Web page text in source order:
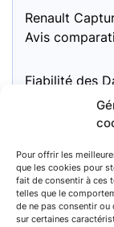
Pour offrir les
que les cookies pour
fait de consentir à ces
telles que le
de ne pas consentir
sur certaines
Renault
Avis
Fiabilité des
fiabilité à
?